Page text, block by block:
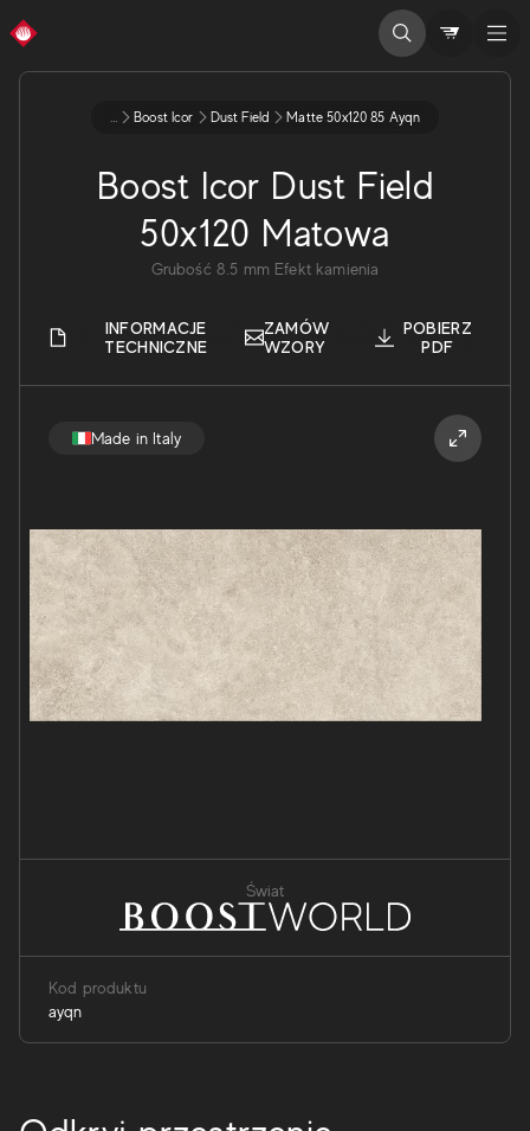
Made in Italy
... Boost Icor Dust Field Matte 50x120 85 Ayqn
Boost Icor Dust Field
50x120 Matowa
Grubość 8.5 mm Efekt kamienia
INFORMACJE
TECHNICZNE
ZAMÓW
WZORY
POBIERZ
PDF
Świat
Kod produktu
ayqn